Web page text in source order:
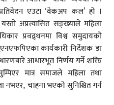
एउटा ‘वेकअप कल’ हो ।
अप्रत्यासित सङ्ख्याले महिला
प्रवद्र्धनमा विश्व समुदायको
कार्यकारी निर्देशक डा
आधारभूत निर्णय गर्ने शक्ति
मात्र समाजले महिला तथा
नभएर, चाहना भएको सुनिश्चित गर्न